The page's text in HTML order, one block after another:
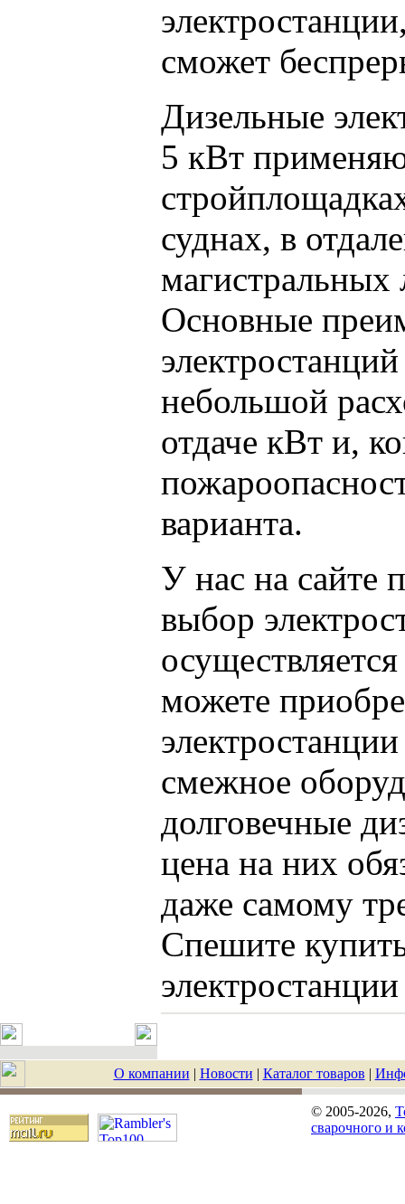
сможет
Дизельные
5 кВт
суднах, в
магистральных
Основные
небольшой
отдаче кВт и,
варианта.
У нас на сайте
выбор
можете
смежное
долговечные
цена на них
даже самому
Спешите
О компании | Новости | Каталог товаров |
© 2005-2026,
сварочного и